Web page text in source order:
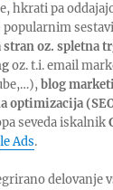
hkrati pa
stran oz. spletna
oz. t.i. email
blog
optimizacija
seveda iskalnik
Ads.
delovanje